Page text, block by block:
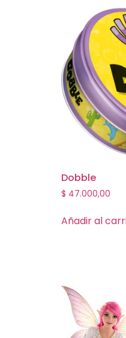
Dobble
$ 47.000,00
Añadir al